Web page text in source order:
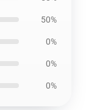
50%
0%
0%
0%